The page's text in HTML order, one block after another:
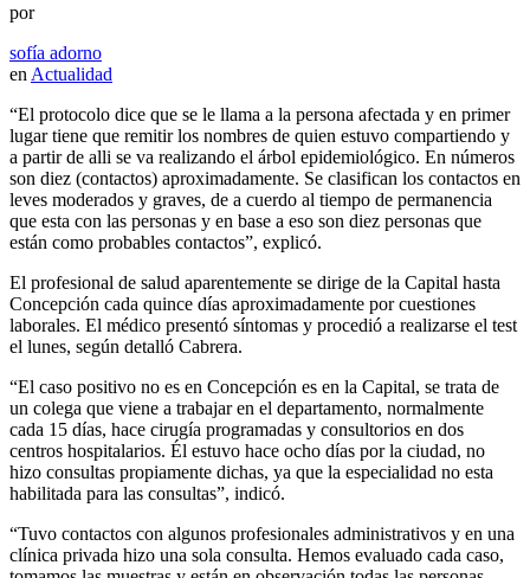
por
sofía adorno
en Actualidad
“El protocolo dice que se le llama a la persona afectada y en primer
lugar tiene que remitir los nombres de quien estuvo compartiendo y
a partir de alli se va realizando el árbol epidemiológico. En números
son diez (contactos) aproximadamente. Se clasifican los contactos en
leves moderados y graves, de a cuerdo al tiempo de permanencia
que esta con las personas y en base a eso son diez personas que
están como probables contactos”, explicó.
El profesional de salud aparentemente se dirige de la Capital hasta
Concepción cada quince días aproximadamente por cuestiones
laborales. El médico presentó síntomas y procedió a realizarse el test
el lunes, según detalló Cabrera.
“El caso positivo no es en Concepción es en la Capital, se trata de
un colega que viene a trabajar en el departamento, normalmente
cada 15 días, hace cirugía programadas y consultorios en dos
centros hospitalarios. Él estuvo hace ocho días por la ciudad, no
hizo consultas propiamente dichas, ya que la especialidad no esta
habilitada para las consultas”, indicó.
“Tuvo contactos con algunos profesionales administrativos y en una
clínica privada hizo una sola consulta. Hemos evaluado cada caso,